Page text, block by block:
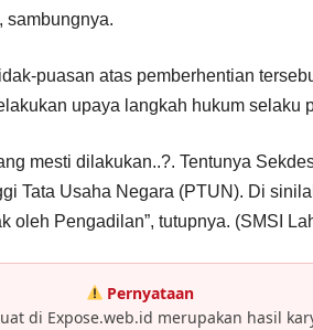
sambungnya.
puasan atas pemberhentian
upaya langkah hukum selaku
mesti dilakukan..?. Tentunya
Tata Usaha Negara (PTUN). Di
oleh Pengadilan”, tutupnya. (SMSI
Pernyataan
di Expose.web.id merupakan hasil